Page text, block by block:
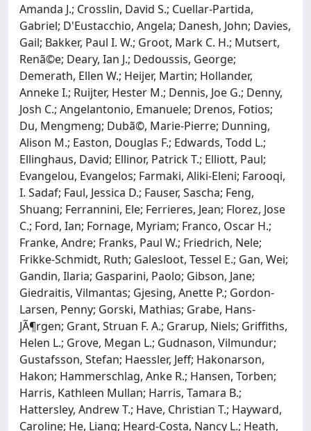
Amanda J.; Crosslin, David S.; Cuellar-Partida,
Gabriel; D'Eustacchio, Angela; Danesh, John; Davies,
Gail; Bakker, Paul I. W.; Groot, Mark C. H.; Mutsert,
Renã©e; Deary, Ian J.; Dedoussis, George;
Demerath, Ellen W.; Heijer, Martin; Hollander,
Anneke I.; Ruijter, Hester M.; Dennis, Joe G.; Denny,
Josh C.; Angelantonio, Emanuele; Drenos, Fotios;
Du, Mengmeng; Dubã©, Marie-Pierre; Dunning,
Alison M.; Easton, Douglas F.; Edwards, Todd L.;
Ellinghaus, David; Ellinor, Patrick T.; Elliott, Paul;
Evangelou, Evangelos; Farmaki, Aliki-Eleni; Farooqi,
I. Sadaf; Faul, Jessica D.; Fauser, Sascha; Feng,
Shuang; Ferrannini, Ele; Ferrieres, Jean; Florez, Jose
C.; Ford, Ian; Fornage, Myriam; Franco, Oscar H.;
Franke, Andre; Franks, Paul W.; Friedrich, Nele;
Frikke-Schmidt, Ruth; Galesloot, Tessel E.; Gan, Wei;
Gandin, Ilaria; Gasparini, Paolo; Gibson, Jane;
Giedraitis, Vilmantas; Gjesing, Anette P.; Gordon-
Larsen, Penny; Gorski, Mathias; Grabe, Hans-
JÃ¶rgen; Grant, Struan F. A.; Grarup, Niels; Griffiths,
Helen L.; Grove, Megan L.; Gudnason, Vilmundur;
Gustafsson, Stefan; Haessler, Jeff; Hakonarson,
Hakon; Hammerschlag, Anke R.; Hansen, Torben;
Harris, Kathleen Mullan; Harris, Tamara B.;
Hattersley, Andrew T.; Have, Christian T.; Hayward,
Caroline; He, Liang; Heard-Costa, Nancy L.; Heath,